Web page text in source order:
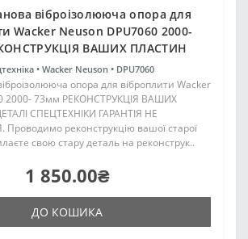
віброізолююча опора для
Wacker Neuson DPU7060 2000-
ВАШИХ ПЛАСТИН
• Wacker Neuson • DPU7060
опора для віброплити Wacker
2000- 73мм РЕКОНСТРУКЦІЯ ВАШИХ
СПЕЦТЕХНІКИ ГАРАНТІЯ НЕ
реконструкцію вашої старої
свою стару деталь на реконструк..
1 850.00₴
ДО КОШИКА